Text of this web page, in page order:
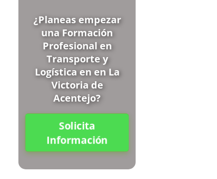
¿Planeas empezar
una Formación
Profesional en
Transporte y
Logística en en La
Victoria de
Acentejo?
Solicita
Información